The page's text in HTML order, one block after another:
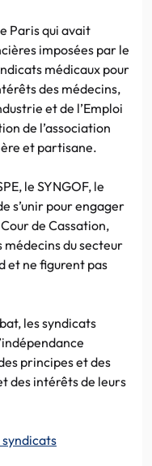
Paris qui avait
imposées par le
médicaux pour
des médecins,
et de l’Emploi
de l’association
et partisane.
le SYNGOF, le
s’unir pour engager
de Cassation,
du secteur
et ne figurent pas
les syndicats
principes et des
des intérêts de leurs